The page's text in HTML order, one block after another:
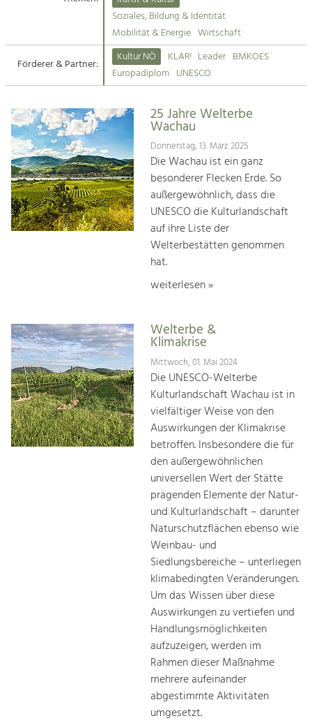
Suche
Impressum
Kontakt
Angebotsentwicklung und
Handwerk, Wissenschaft und Forschung.
Soziales, Bildung &
Identität
Gleichberechtigung, Jugend und
Integration
Mobilität & Energie
Klimawandel, öffentlicher Verkehr und
Steigerung regionaler Wertschöpfung
Soziales, Bildung & Identität
Mobilität & Energie Wirtschaft
Förderer & Partner:
Kultur NÖ KLAR! Leader BMKOES
Europadiplom UNESCO
25 Jahre Welterbe
Wachau
Donnerstag, 13. März 2025
Die Wachau ist ein ganz
besonderer Flecken Erde. So
außergewöhnlich, dass die
UNESCO die Kulturlandschaft
auf ihre Liste der
Welterbestätten genommen
hat.
weiterlesen »
Welterbe &
Klimakrise
Mittwoch, 01. Mai 2024
Die UNESCO-Welterbe
Kulturlandschaft Wachau ist in
vielfältiger Weise von den
Auswirkungen der Klimakrise
betroffen. Insbesondere die für
den außergewöhnlichen
universellen Wert der Stätte
prägenden Elemente der Natur-
und Kulturlandschaft – darunter
Naturschutzflächen ebenso wie
Weinbau- und
Siedlungsbereiche – unterliegen
klimabedingten Veränderungen.
Um das Wissen über diese
Auswirkungen zu vertiefen und
Handlungsmöglichkeiten
aufzuzeigen, werden im
Rahmen dieser Maßnahme
mehrere aufeinander
abgestimmte Aktivitäten
umgesetzt.